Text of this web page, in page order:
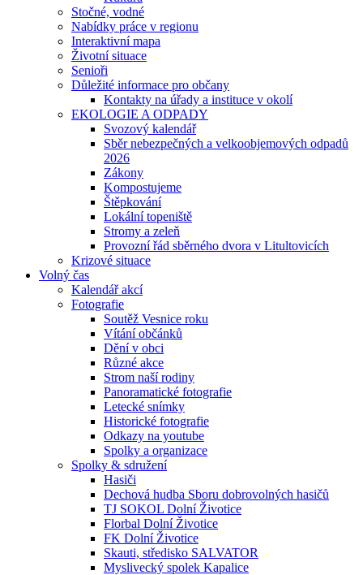
Stočné, vodné
Nabídky práce v regionu
Interaktivní mapa
Životní situace
Senioři
Důležité informace pro občany
Kontakty na úřady a instituce v okolí
EKOLOGIE A ODPADY
Svozový kalendář
Sběr nebezpečných a velkoobjemových odpadů
2026
Zákony
Kompostujeme
Štěpkování
Lokální topeniště
Stromy a zeleň
Provozní řád sběrného dvora v Litultovicích
Krizové situace
Volný čas
Kalendář akcí
Fotografie
Soutěž Vesnice roku
Vítání občánků
Dění v obci
Různé akce
Strom naší rodiny
Panoramatické fotografie
Letecké snímky
Historické fotografie
Odkazy na youtube
Spolky a organizace
Spolky & sdružení
Hasiči
Dechová hudba Sboru dobrovolných hasičů
TJ SOKOL Dolní Životice
Florbal Dolní Životice
FK Dolní Životice
Skauti, středisko SALVATOR
Myslivecký spolek Kapalice